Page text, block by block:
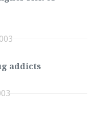
addicts